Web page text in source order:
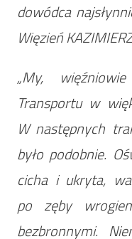
dowódca
Więzień
„My,
Transportu w
W następnych
było podobnie.
cicha i ukryta,
po zęby
bezbronnymi.